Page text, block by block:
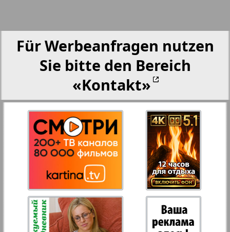
Partner-NRW
Aussiedlerbote
Rejnskoe vremja
Russkiy Wojazh
Strana
Telegraf NRW
Für Werbeanfragen nutzen
Sie bitte den Bereich
«Kontakt»